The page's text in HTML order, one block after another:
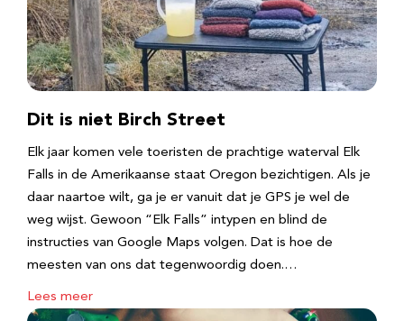
Dit is niet Birch Street
Elk jaar komen vele toeristen de prachtige waterval Elk
Falls in de Amerikaanse staat Oregon bezichtigen. Als je
daar naartoe wilt, ga je er vanuit dat je GPS je wel de
weg wijst. Gewoon “Elk Falls” intypen en blind de
instructies van Google Maps volgen. Dat is hoe de
meesten van ons dat tegenwoordig doen.…
Lees meer